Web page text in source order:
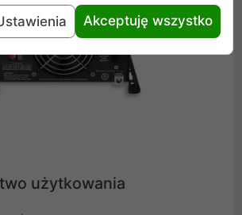
użytkowania
Akceptuję wszystko